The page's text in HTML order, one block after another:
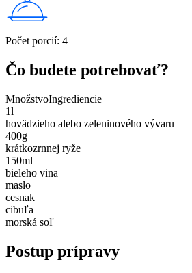
Počet porcií: 4
Čo budete potrebovať?
MnožstvoIngrediencie
1l
hovädzieho alebo zeleninového vývaru
400g
krátkozrnnej ryže
150ml
bieleho vina
maslo
cesnak
cibuľa
morská soľ
Postup prípravy